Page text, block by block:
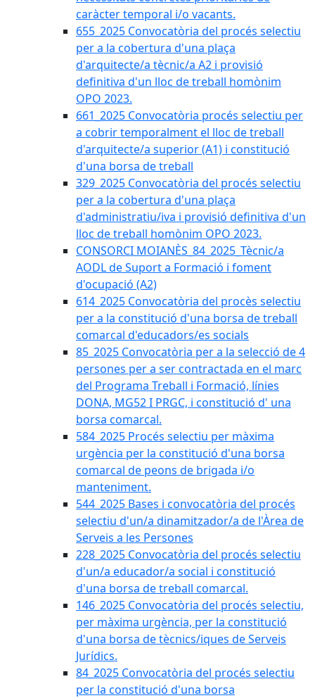
caràcter temporal i/o vacants.
655_2025 Convocatòria del procés selectiu
per a la cobertura d'una plaça
d'arquitecte/a tècnic/a A2 i provisió
definitiva d'un lloc de treball homònim
OPO 2023.
661_2025 Convocatòria procés selectiu per
a cobrir temporalment el lloc de treball
d'arquitecte/a superior (A1) i constitució
d'una borsa de treball
329_2025 Convocatòria del procés selectiu
per a la cobertura d'una plaça
d'administratiu/iva i provisió definitiva d'un
lloc de treball homònim OPO 2023.
CONSORCI MOIANÈS_84_2025_Tècnic/a
AODL de Suport a Formació i foment
d'ocupació (A2)
614_2025 Convocatòria del procès selectiu
per a la constitució d'una borsa de treball
comarcal d'educadors/es socials
85_2025 Convocatòria per a la selecció de 4
persones per a ser contractada en el marc
del Programa Treball i Formació, línies
DONA, MG52 I PRGC, i constitució d' una
borsa comarcal.
584_2025 Procés selectiu per màxima
urgència per la constitució d'una borsa
comarcal de peons de brigada i/o
manteniment.
544_2025 Bases i convocatòria del procés
selectiu d'un/a dinamitzador/a de l'Àrea de
Serveis a les Persones
228_2025 Convocatòria del procés selectiu
d'un/a educador/a social i constitució
d'una borsa de treball comarcal.
146_2025 Convocatòria del procés selectiu,
per màxima urgència, per la constitució
d'una borsa de tècnics/iques de Serveis
Jurídics.
84_2025 Convocatòria del procés selectiu
per la constitució d'una borsa